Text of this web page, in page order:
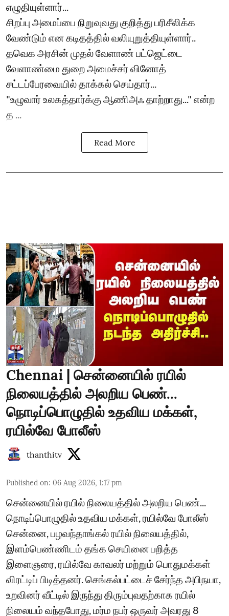
எழுதியுள்ளார்...
சிறப்பு அமைப்பை நிறுவுவது குறித்து பரிசீலிக்க
வேண்டும் என கடிதத்தில் வலியுறுத்தியுள்ளார்..
தவெக அரசின் முதல் வேளாண் பட்ஜெட்டை
வேளாண்மை துறை அமைச்சர் வினோத்
சட்டப்பேரவையில் தாக்கல் செய்தார்...
"உழுவார் உலகத்தார்க்கு ஆணிஅஃ தாற்றாது..." என்ற
த ...
Read More
Chennai | சென்னையில் ரயில்
நிலையத்தில் அலறிய பெண்...
நொடிப்பொழுதில் உதவிய மக்கள்,
ரயில்வே போலீஸ்
thanthitv
Published on: 06 Aug 2026, 1:17 pm
சென்னையில் ரயில் நிலையத்தில் அலறிய பெண்...
நொடிப்பொழுதில் உதவிய மக்கள், ரயில்வே போலீஸ்
சென்னை, பழவந்தாங்கல் ரயில் நிலையத்தில்,
இளம்பெண்ணிடம் தங்க செயினை பறித்த
இளைஞரை, ரயில்வே காவலர் மற்றும் பொதுமக்கள்
விரட்டிப் பிடித்தனர். செங்கல்பட்டைச் சேர்ந்த அபிநயா,
உறவினர் வீட்டில் இருந்து திரும்புவதற்காக ரயில்
நிலையம் வந்தபோது, மர்ம நபர் ஒருவர் அவரது 8